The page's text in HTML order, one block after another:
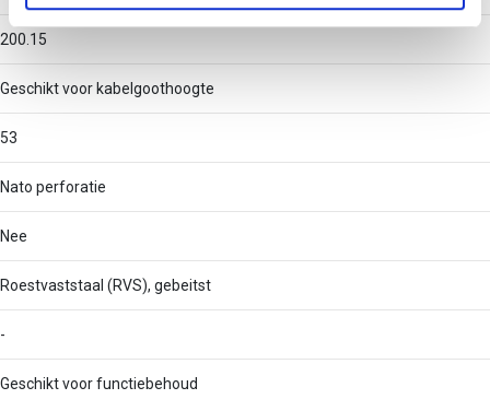
200.15
Geschikt voor kabelgoothoogte
53
Nato perforatie
Nee
Roestvaststaal (RVS), gebeitst
-
Geschikt voor functiebehoud